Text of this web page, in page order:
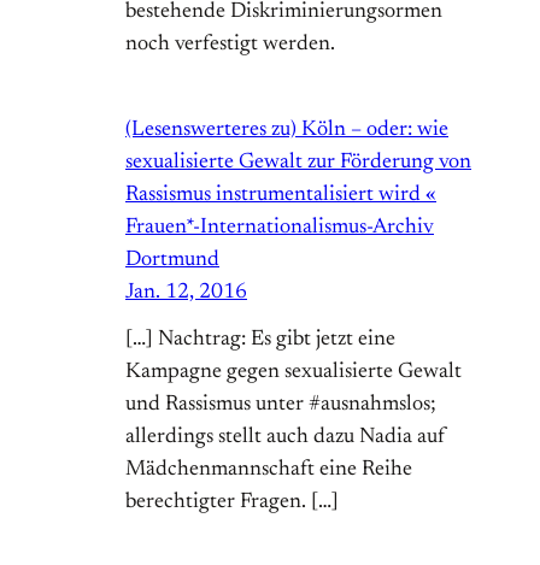
bestehende Diskriminierungsormen
noch verfestigt werden.
(Lesenswerteres zu) Köln – oder: wie
sexualisierte Gewalt zur Förderung von
Rassismus instrumentalisiert wird «
Frauen*-Internationalismus-Archiv
Dortmund
Jan. 12, 2016
[…] Nachtrag: Es gibt jetzt eine
Kampagne gegen sexualisierte Gewalt
und Rassismus unter #ausnahmslos;
allerdings stellt auch dazu Nadia auf
Mädchenmannschaft eine Reihe
berechtigter Fragen. […]